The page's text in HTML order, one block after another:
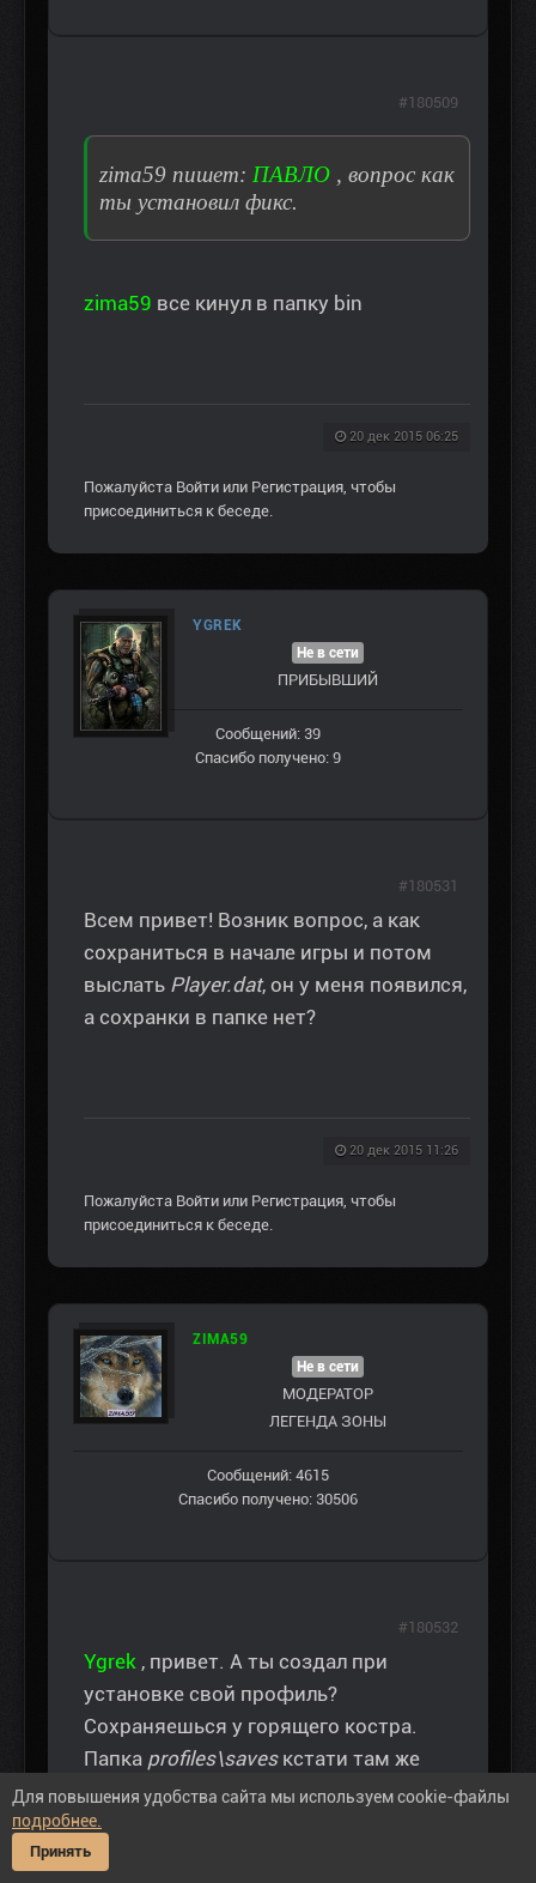
zima59 пишет: ПАВЛО , вопрос как
ты установил фикс.
zima59 все кинул в папку bin
20 дек 2015 06:25
#180509
Пожалуйста Войти или Регистрация, чтобы
присоединиться к беседе.
YGREK
Не в сети
ПРИБЫВШИЙ
Сообщений: 39
Спасибо получено: 9
Всем привет! Возник вопрос, а как
сохраниться в начале игры и потом
выслать Player.dat, он у меня появился,
а сохранки в папке нет?
20 дек 2015 11:26
#180531
Пожалуйста Войти или Регистрация, чтобы
присоединиться к беседе.
ZIMA59
Не в сети
МОДЕРАТОР
ЛЕГЕНДА ЗОНЫ
Сообщений: 4615
Спасибо получено: 30506
Ygrek , привет. А ты создал при
установке свой профиль?
Сохраняешься у горящего костра.
Папка profiles\savesкстати там же
можно и переписывать сохранки, не
меняя конечно формат файла. А
player.dat
#180532
Для повышения удобства сайта мы используем cookie-файлы
подробнее.
Принять